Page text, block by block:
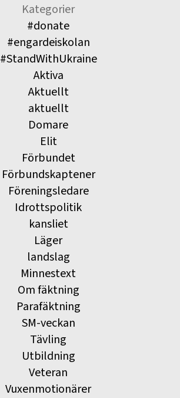
Kategorier
#donate
#engardeiskolan
#StandWithUkraine
Aktiva
Aktuellt
aktuellt
Domare
Elit
Förbundet
Förbundskaptener
Föreningsledare
Idrottspolitik
kansliet
Läger
landslag
Minnestext
Om fäktning
Parafäktning
SM-veckan
Tävling
Utbildning
Veteran
Vuxenmotionärer